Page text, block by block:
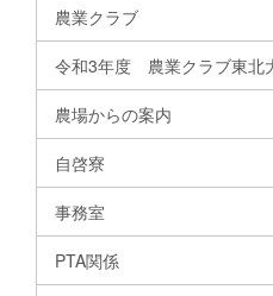
農業クラブ
令和3年度 農業クラブ東北
農場からの案内
自啓寮
事務室
PTA関係